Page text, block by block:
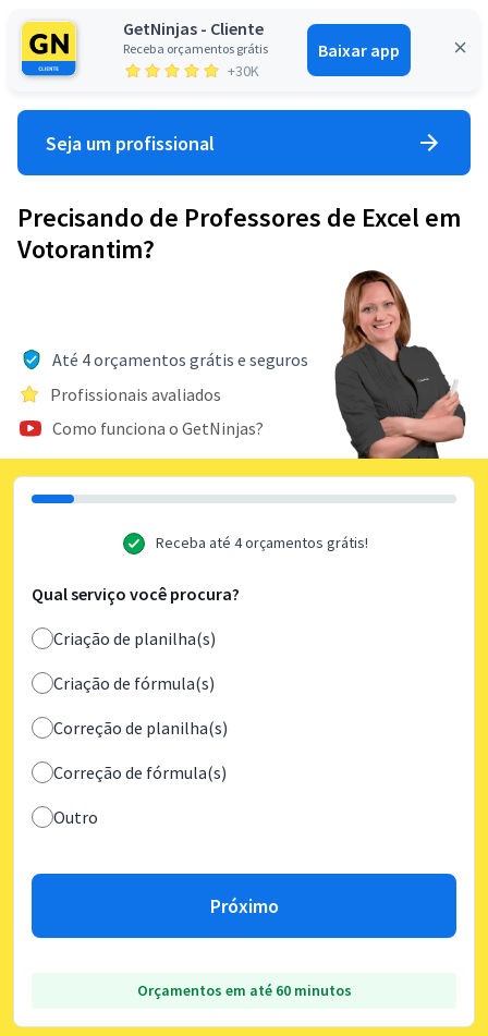
GetNinjas - Cliente
Receba orçamentos grátis
+30K
Baixar app
Entrar
Seja um profissional
Precisando de Professores de Excel em
Votorantim?
Até 4 orçamentos grátis e seguros
Profissionais avaliados
Como funciona o GetNinjas?
Receba até 4 orçamentos grátis!
Qual serviço você procura?
Criação de planilha(s)
Criação de fórmula(s)
Correção de planilha(s)
Correção de fórmula(s)
Outro
Próximo
Orçamentos em até 60 minutos